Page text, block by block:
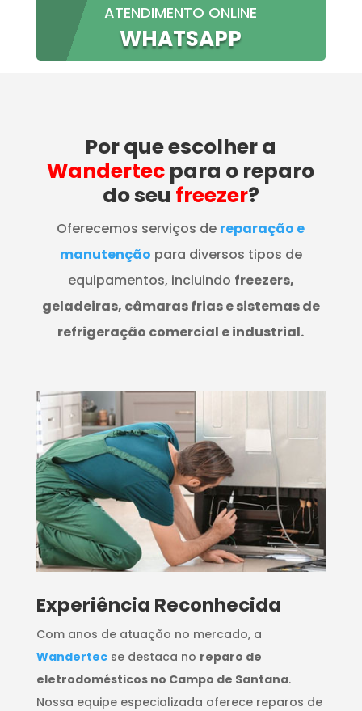
ATENDIMENTO ONLINE
WHATSAPP
Por que escolher a
Wandertec para o reparo
do seu freezer?
Oferecemos serviços de reparação e
manutenção para diversos tipos de
equipamentos, incluindo freezers,
geladeiras, câmaras frias e sistemas de
refrigeração comercial e industrial.
​Experiência Reconhecida
Com anos de atuação no mercado, a
Wandertecse destaca no reparo de
eletrodomésticos no Campo de Santana.
Nossa equipe especializada oferece reparos de